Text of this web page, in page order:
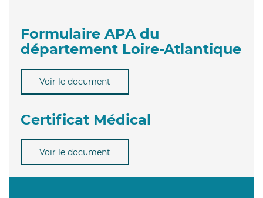
Formulaire APA du
département Loire-Atlantique
Voir le document
Certificat Médical
Voir le document